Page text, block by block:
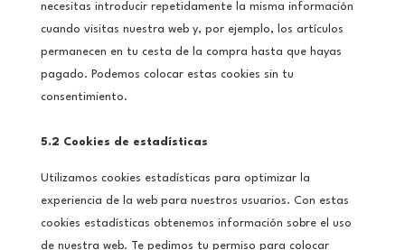
necesitas introducir repetidamente la misma información
cuando visitas nuestra web y, por ejemplo, los artículos
permanecen en tu cesta de la compra hasta que hayas
pagado. Podemos colocar estas cookies sin tu
consentimiento.
5.2 Cookies de estadísticas
Utilizamos cookies estadísticas para optimizar la
experiencia de la web para nuestros usuarios. Con estas
cookies estadísticas obtenemos información sobre el uso
de nuestra web. Te pedimos tu permiso para colocar